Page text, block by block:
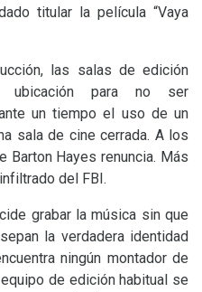
titular la película “Vaya
las salas de edición
ubicación para no ser
un tiempo el uso de un
sala de cine cerrada. A los
Barton Hayes renuncia. Más
del FBI.
grabar la música sin que
la verdadera identidad
ningún montador de
de edición habitual se